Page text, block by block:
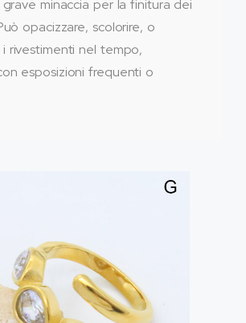
minaccia per la finitura dei
opacizzare, scolorire, o
rivestimenti nel tempo,
esposizioni frequenti o